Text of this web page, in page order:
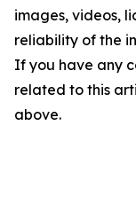
images, videos,
reliability of the
If you have any
related to this
above.